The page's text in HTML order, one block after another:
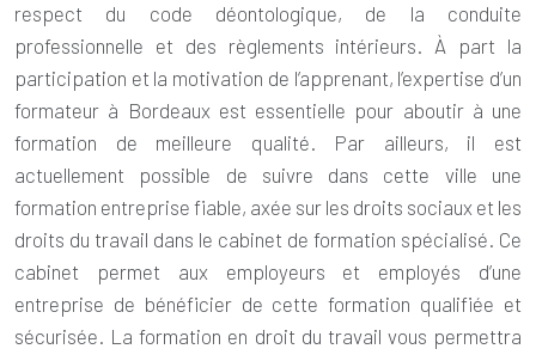
respect du code déontologique, de la conduite
professionnelle et des règlements intérieurs. À part la
participation et la motivation de l’apprenant, l’expertise d’un
formateur à Bordeaux est essentielle pour aboutir à une
formation de meilleure qualité. Par ailleurs, il est
actuellement possible de suivre dans cette ville une
formation entreprise fiable, axée sur les droits sociaux et les
droits du travail dans le cabinet de formation spécialisé. Ce
cabinet permet aux employeurs et employés d’une
entreprise de bénéficier de cette formation qualifiée et
sécurisée. La formation en droit du travail vous permettra